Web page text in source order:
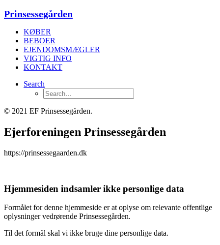
Prinsessegården
KØBER
BEBOER
EJENDOMSMÆGLER
VIGTIG INFO
KONTAKT
Search
© 2021 EF Prinsessegården.
Ejerforeningen Prinsessegården
https://prinsessegaarden.dk
Hjemmesiden indsamler ikke personlige data
Formålet for denne hjemmeside er at oplyse om relevante offentlige
oplysninger vedrørende Prinsessegården.
Til det formål skal vi ikke bruge dine personlige data.